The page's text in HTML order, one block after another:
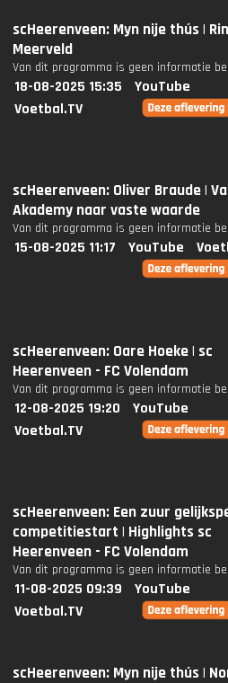
scHeerenveen: Myn nije thús |
Meerveld
Van dit programma is geen informatie
18-08-2025 15:35
YouTube
Voetbal.TV
scHeerenveen: Oliver Braude |
Akademy naar vaste waarde
Van dit programma is geen informatie
15-08-2025 11:17 YouTube
scHeerenveen: Oare Hoeke | sc
Heerenveen - FC Volendam
Van dit programma is geen informatie
12-08-2025 19:20
YouTube
Voetbal.TV
scHeerenveen: Een zuur
competitiestart | Highlights sc
Heerenveen - FC Volendam
Van dit programma is geen informatie
11-08-2025 09:39
YouTube
Voetbal.TV
scHeerenveen: Myn nije thús |